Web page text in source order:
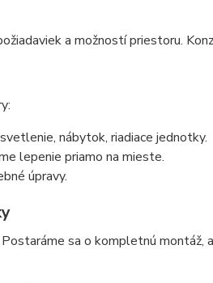
a možností priestoru.
nábytok, riadiace jednotky.
lepenie priamo na mieste.
úpravy.
sa o kompletnú montáž,